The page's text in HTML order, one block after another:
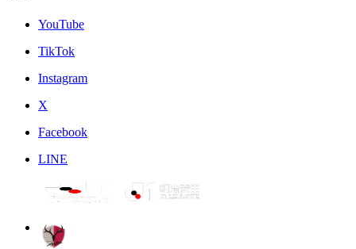
YouTube
TikTok
Instagram
X
Facebook
LINE